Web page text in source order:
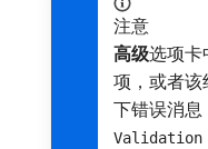
注意
高级选项卡
项，或者该
下错误消息